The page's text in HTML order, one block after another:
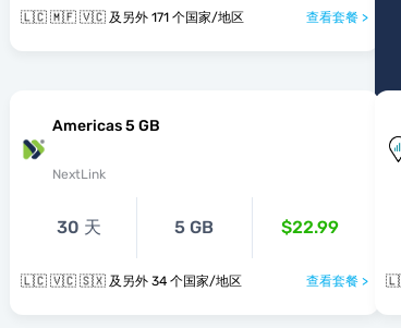
🇱🇨 🇲🇫 🇻🇨 及另外 171 个国家/地区 查看套餐 >
Americas 5 GB
NextLink
30 天 5 GB $22.99
🇱🇨 🇻🇨 🇸🇽 及另外 34 个国家/地区 查看套餐 >